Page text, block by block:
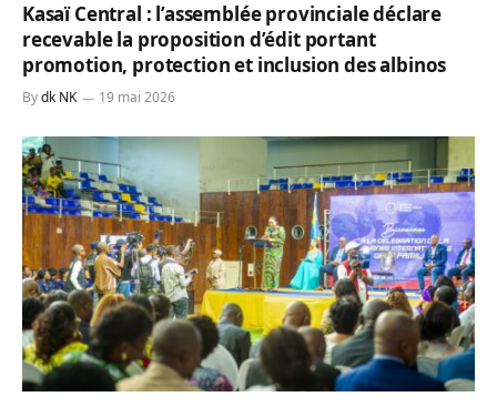
Kasaï Central : l’assemblée provinciale déclare
recevable la proposition d’édit portant
promotion, protection et inclusion des albinos
Bydk NK 19 mai 2026